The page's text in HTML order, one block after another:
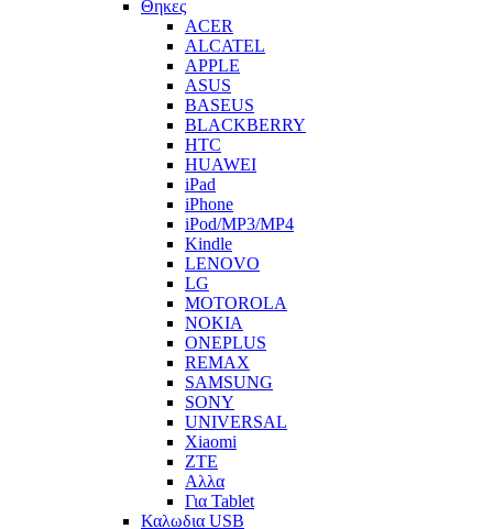
Θηκες
ACER
ALCATEL
APPLE
ASUS
BASEUS
BLACKBERRY
HTC
HUAWEI
iPad
iPhone
iPod/MP3/MP4
Kindle
LENOVO
LG
MOTOROLA
NOKIA
ONEPLUS
REMAX
SAMSUNG
SONY
UNIVERSAL
Xiaomi
ZTE
Αλλα
Για Tablet
Καλωδια USB